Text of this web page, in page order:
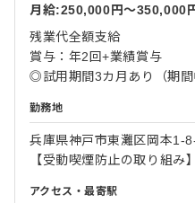
月給:250,000円〜350,000
残業代全額支給
賞与：年2回+業績賞与
◎試用期間3カ月あり（期間
勤務地
兵庫県神戸市東灘区岡本1-
【受動喫煙防止の取り組み
アクセス・最寄駅